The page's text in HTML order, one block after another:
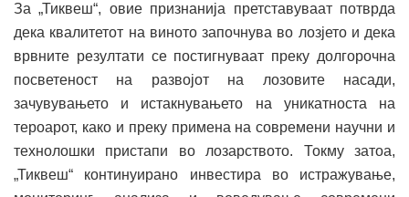
За „Тиквеш“, овие признанија претставуваат потврда
дека квалитетот на виното започнува во лозјето и дека
врвните резултати се постигнуваат преку долгорочна
посветеност на развојот на лозовите насади,
зачувувањето и истакнувањето на уникатноста на
тероарот, како и преку примена на современи научни и
технолошки пристапи во лозарството. Токму затоа,
„Тиквеш“ континуирано инвестира во истражување,